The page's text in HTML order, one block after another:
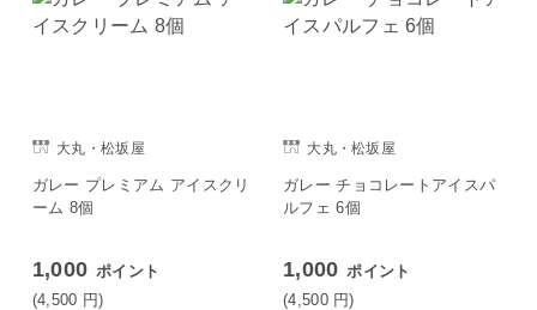
大丸・松坂屋
ガレー プレミアム アイスクリ
ーム 8個
1,000 ポイント
(4,500 円)
大丸・松坂屋
ガレー チョコレートアイスパ
ルフェ 6個
1,000 ポイント
(4,500 円)